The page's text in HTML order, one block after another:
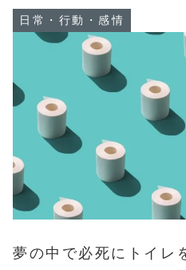
日常・行動・感情
夢の中で必死にトイ